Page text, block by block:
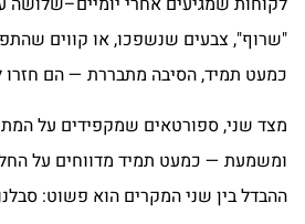
"שרוף", צבעים שנשפכו, או קווים
כמעט תמיד, הסיבה מתבררת — הם חזרו
מצד שני, ספורטאים שמקפידים על
ומשמעת — כמעט תמיד מדווחים על
ההבדל בין שני המקרים הוא פשוט: